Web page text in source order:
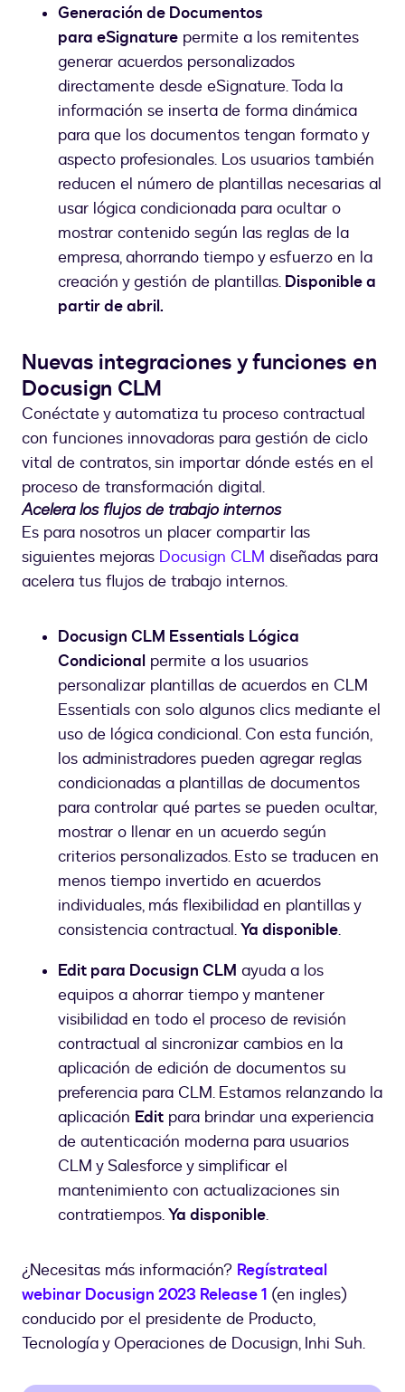
Generación de Documentos
para eSignature permite a los remitentes
generar acuerdos personalizados
directamente desde eSignature. Toda la
información se inserta de forma dinámica
para que los documentos tengan formato y
aspecto profesionales. Los usuarios también
reducen el número de plantillas necesarias al
usar lógica condicionada para ocultar o
mostrar contenido según las reglas de la
empresa, ahorrando tiempo y esfuerzo en la
creación y gestión de plantillas. Disponible a
partir de abril.
Nuevas integraciones y funciones en
Docusign CLM
Conéctate y automatiza tu proceso contractual
con funciones innovadoras para gestión de ciclo
vital de contratos, sin importar dónde estés en el
proceso de transformación digital.
Acelera los flujos de trabajo internos
Es para nosotros un placer compartir las
siguientes mejoras Docusign CLM diseñadas para
acelera tus flujos de trabajo internos.
Docusign CLM Essentials Lógica
Condicional permite a los usuarios
personalizar plantillas de acuerdos en CLM
Essentials con solo algunos clics mediante el
uso de lógica condicional. Con esta función,
los administradores pueden agregar reglas
condicionadas a plantillas de documentos
para controlar qué partes se pueden ocultar,
mostrar o llenar en un acuerdo según
criterios personalizados. Esto se traducen en
menos tiempo invertido en acuerdos
individuales, más flexibilidad en plantillas y
consistencia contractual.Ya disponible.
Edit para Docusign CLM ayuda a los
equipos a ahorrar tiempo y mantener
visibilidad en todo el proceso de revisión
contractual al sincronizar cambios en la
aplicación de edición de documentos su
preferencia para CLM. Estamos relanzando la
aplicación Edit para brindar una experiencia
de autenticación moderna para usuarios
CLM y Salesforce y simplificar el
mantenimiento con actualizaciones sin
contratiempos.Ya disponible.
¿Necesitas más información? Regístrateal
webinar Docusign 2023 Release 1 (en ingles)
conducido por el presidente de Producto,
Tecnología y Operaciones de Docusign, Inhi Suh.